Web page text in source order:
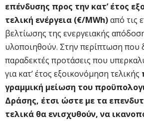
επένδυσης προς την κατ’ έτος
τελική ενέργεια (€/MWh)από τις
βελτίωσης της ενεργειακής
υλοποιηθούν. Στην περίπτωση που
παραδεκτές προτάσεις που
για κατ’ έτος εξοικονόμηση τελικής
γραμμική μείωση του
Δράσης, έτσι ώστε με τα
τελικά θα ενισχυθούν, να